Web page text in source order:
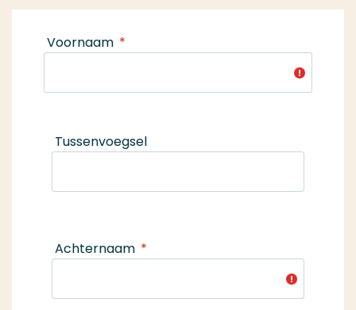
Voornaam
Tussenvoegsel
Achternaam